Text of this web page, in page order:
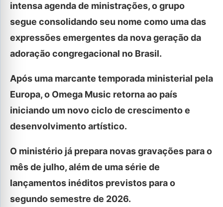
intensa agenda de ministrações, o grupo
segue consolidando seu nome como uma das
expressões emergentes da nova geração da
adoração congregacional no Brasil.
Após uma marcante temporada ministerial pela
Europa, o Omega Music retorna ao país
iniciando um novo ciclo de crescimento e
desenvolvimento artístico.
O ministério já prepara novas gravações para o
mês de julho, além de uma série de
lançamentos inéditos previstos para o
segundo semestre de 2026.